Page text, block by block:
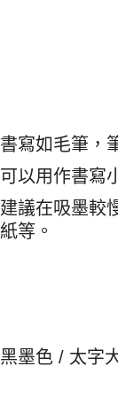
書寫如毛筆，
可以用作書寫
建議在吸墨較
紙等。
黑墨色 / 太字